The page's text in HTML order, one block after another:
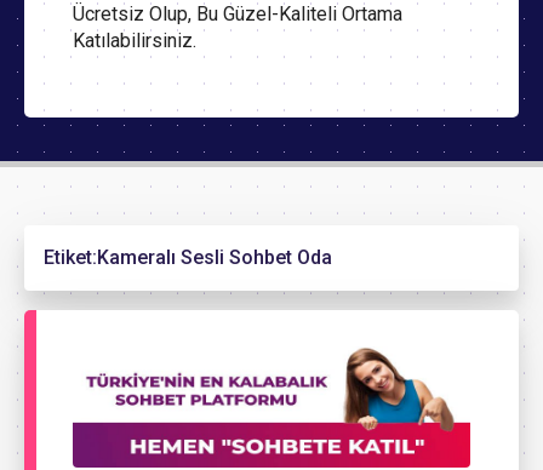
Ücretsiz Olup, Bu Güzel-Kaliteli Ortama
Katılabilirsiniz.
Etiket:Kameralı Sesli Sohbet Oda